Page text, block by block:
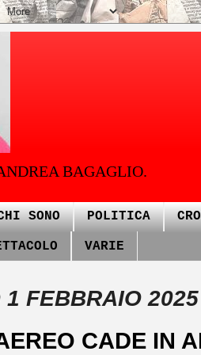
BAGAGLIO.
SONO POLITICA
VARIE
1 FEBBRAIO 2025
CADE IN